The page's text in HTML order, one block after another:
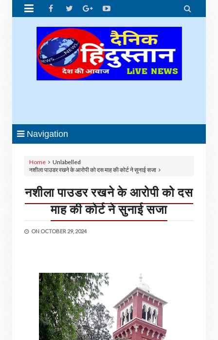
 
Navigation
Home
Unlabelled
नशीला पाउडर रखने के आरोपी को दस माह की कोर्ट ने सुनाई सजा
नशीला पाउडर रखने के आरोपी को दस
माह की कोर्ट ने सुनाई सजा
ON OCTOBER 29, 2024